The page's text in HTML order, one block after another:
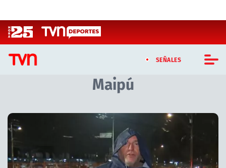
SEÑALES
CASTING MASTERCHEF CHILE
CASTING TVN VERTICAL
TVN VERTICAL
TVN PLAY
Maipú
Artículos relacionados con Maipú